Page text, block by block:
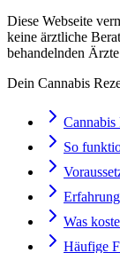
Diese Webseite
keine ärztliche
behandelnden
Dein Cannabis
Cannabis
So
Was
Häufige